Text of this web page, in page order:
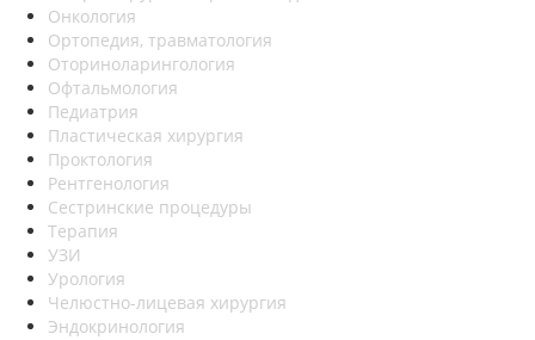
Онкология
Ортопедия, травматология
Оториноларингология
Офтальмология
Педиатрия
Пластическая хирургия
Проктология
Рентгенология
Сестринские процедуры
Терапия
УЗИ
Урология
Челюстно-лицевая хирургия
Эндокринология